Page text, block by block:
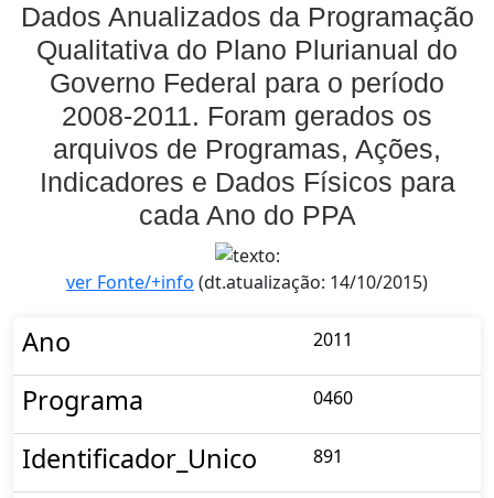
Dados Anualizados da Programação
Qualitativa do Plano Plurianual do
Governo Federal para o período
2008-2011. Foram gerados os
arquivos de Programas, Ações,
Indicadores e Dados Físicos para
cada Ano do PPA
ver Fonte/+info (dt.atualização: 14/10/2015)
Ano 2011
Programa 0460
Identificador_Unico 891